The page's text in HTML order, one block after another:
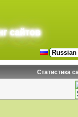
сайтов
Статистика